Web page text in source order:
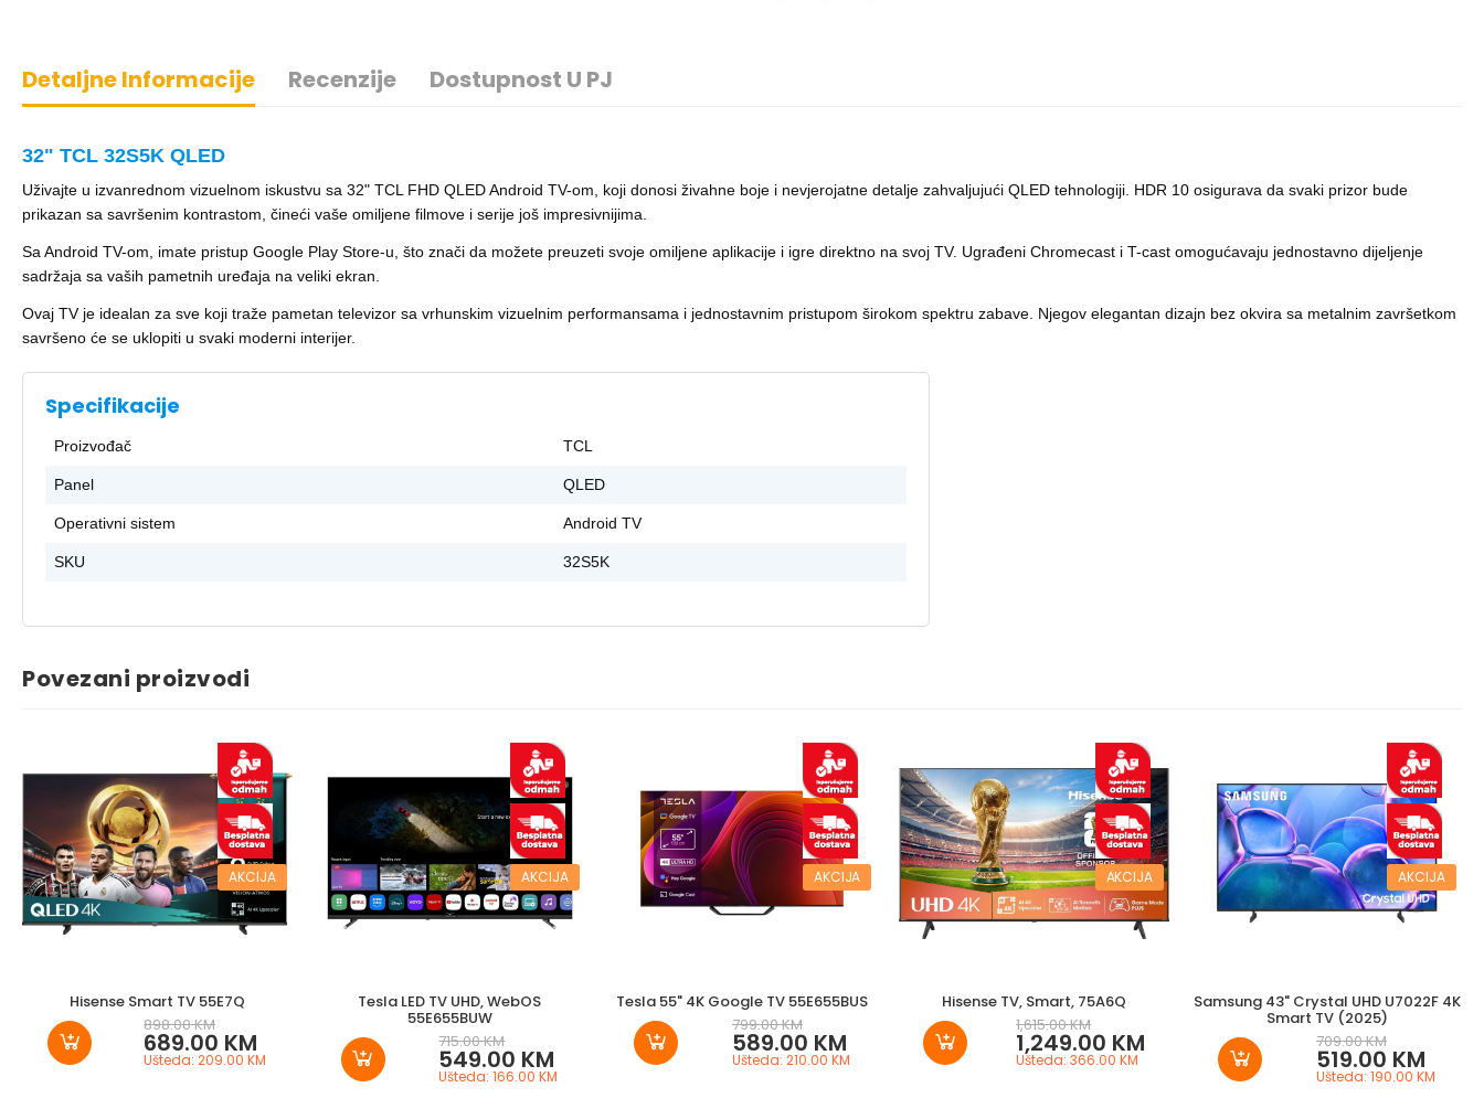
Detaljne Informacije Recenzije Dostupnost U PJ
32" TCL 32S5K QLED
Uživajte u izvanrednom vizuelnom iskustvu sa 32" TCL FHD QLED Android TV-om, koji donosi živahne boje i nevjerojatne detalje zahvaljujući QLED tehnologiji. HDR 10 osigurava da svaki prizor bude
prikazan sa savršenim kontrastom, čineći vaše omiljene filmove i serije još impresivnijima.
Sa Android TV-om, imate pristup Google Play Store-u, što znači da možete preuzeti svoje omiljene aplikacije i igre direktno na svoj TV. Ugrađeni Chromecast i T-cast omogućavaju jednostavno dijeljenje
sadržaja sa vaših pametnih uređaja na veliki ekran.
Ovaj TV je idealan za sve koji traže pametan televizor sa vrhunskim vizuelnim performansama i jednostavnim pristupom širokom spektru zabave. Njegov elegantan dizajn bez okvira sa metalnim završetkom
savršeno će se uklopiti u svaki moderni interijer.
Specifikacije
Proizvođač TCL
Panel QLED
Operativni sistem Android TV
SKU 32S5K
Povezani proizvodi
AKCIJA
Hisense Smart TV 55E7Q
898.00 KM
689.00 KM
Ušteda: 209.00 KM
AKCIJA
Tesla LED TV UHD, WebOS
55E655BUW
715.00 KM
549.00 KM
Ušteda: 166.00 KM
AKCIJA
Tesla 55" 4K Google TV 55E655BUS
799.00 KM
589.00 KM
Ušteda: 210.00 KM
AKCIJA
Hisense TV, Smart, 75A6Q
1,615.00 KM
1,249.00 KM
Ušteda: 366.00 KM
AKCIJA
Samsung 43" Crystal UHD U7022F 4K
Smart TV (2025)
709.00 KM
519.00 KM
Ušteda: 190.00 KM